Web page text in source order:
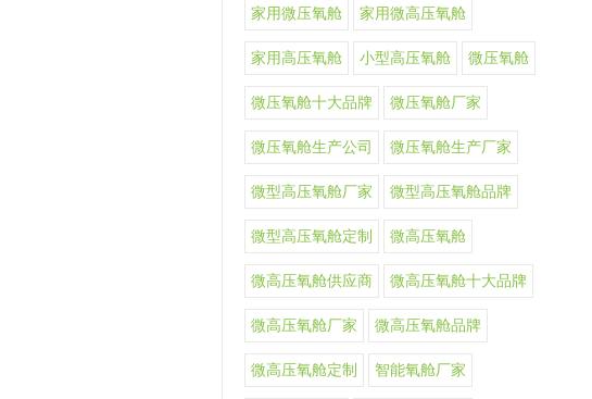
家用微压氧舱 家用微高压氧舱
家用高压氧舱 小型高压氧舱 微压氧舱
微压氧舱十大品牌 微压氧舱厂家
微压氧舱生产公司 微压氧舱生产厂家
微型高压氧舱厂家 微型高压氧舱品牌
微型高压氧舱定制 微高压氧舱
微高压氧舱供应商 微高压氧舱十大品牌
微高压氧舱厂家 微高压氧舱品牌
微高压氧舱定制 智能氧舱厂家